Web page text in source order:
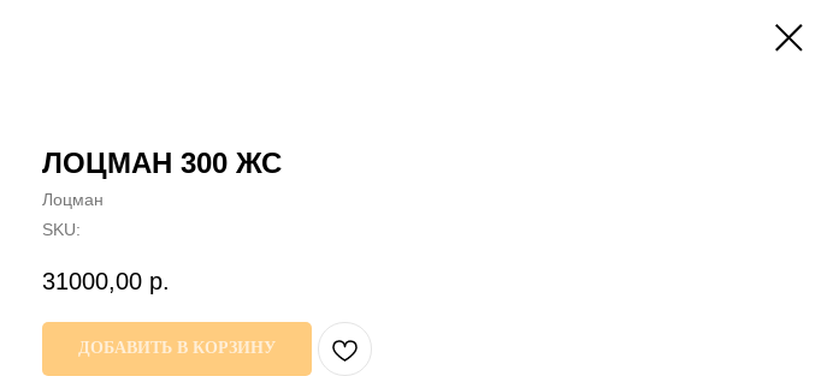
ЛОЦМАН 300 ЖС
Лоцман
SKU:
31000,00 р.
ДОБАВИТЬ В КОРЗИНУ